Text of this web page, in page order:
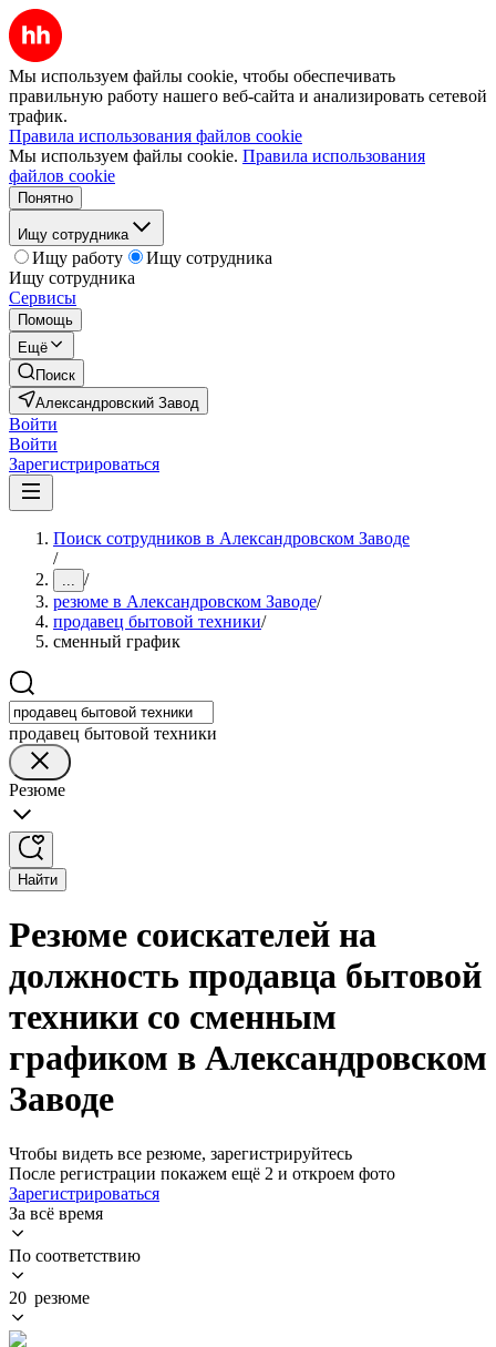
Мы используем файлы cookie, чтобы обеспечивать
правильную работу нашего веб-сайта и анализировать сетевой
трафик.
Правила использования файлов cookie
Мы используем файлы cookie. Правила использования
файлов cookie
Понятно
Ищу сотрудника
Ищу работу
Ищу сотрудника
Ищу сотрудника
Сервисы
Помощь
Ещё
Поиск
Александровский Завод
Войти
Войти
Зарегистрироваться
Поиск сотрудников в Александровском Заводе
/
... /
резюме в Александровском Заводе/
продавец бытовой техники/
сменный график
продавец бытовой техники
Резюме
Найти
Резюме соискателей на
должность продавца бытовой
техники со сменным
графиком в Александровском
Заводе
Чтобы видеть все резюме, зарегистрируйтесь
После регистрации покажем ещё 2 и откроем фото
Зарегистрироваться
За всё время
По соответствию
20 резюме